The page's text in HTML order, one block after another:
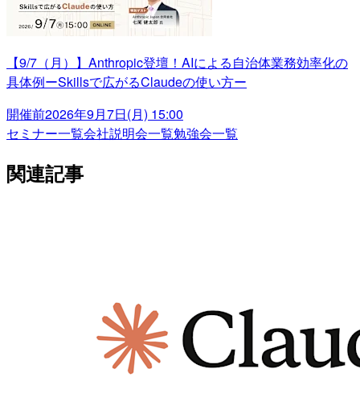
【9/7（月）】Anthropic登壇！AIによる自治体業務効率化の
具体例ーSkillsで広がるClaudeの使い方ー
開催前2026年9月7日(月) 15:00
セミナー一覧会社説明会一覧勉強会一覧
関連記事